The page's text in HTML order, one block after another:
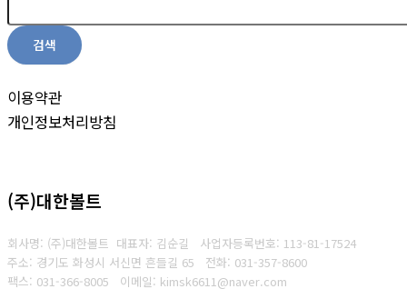
검색
이용약관
개인정보처리방침
(주)대한볼트
회사명: (주)대한볼트 대표자: 김순길 사업자등록번호: 113-81-17524
주소: 경기도 화성시 서신면 흔들길 65 전화: 031-357-8600
팩스: 031-366-8005
이메일: kimsk6611@naver.com